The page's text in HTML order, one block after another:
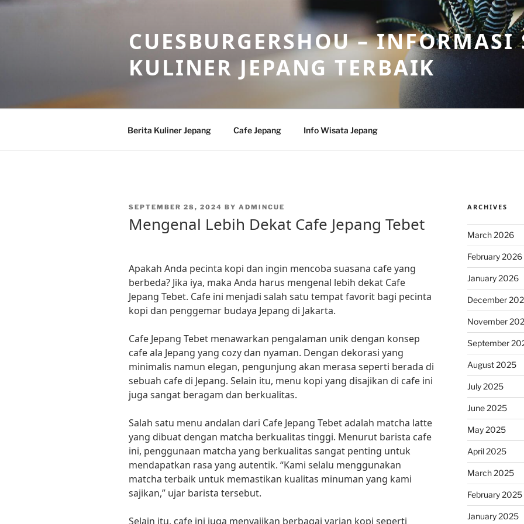
Skip
CUESBURGERSHOU – INFORMASI
KULINER JEPANG TERBAIK
Berita Kuliner Jepang Cafe Jepang Info Wisata Jepang
POSTED
SEPTEMBER 28, 2024 BY ADMINCUE
Mengenal Lebih Dekat Cafe Jepang Tebet
Apakah Anda pecinta kopi dan ingin mencoba suasana cafe yang
berbeda? Jika iya, maka Anda harus mengenal lebih dekat Cafe
Jepang Tebet. Cafe ini menjadi salah satu tempat favorit bagi pecinta
kopi dan penggemar budaya Jepang di Jakarta.
Cafe Jepang Tebet menawarkan pengalaman unik dengan konsep
cafe ala Jepang yang cozy dan nyaman. Dengan dekorasi yang
minimalis namun elegan, pengunjung akan merasa seperti berada di
sebuah cafe di Jepang. Selain itu, menu kopi yang disajikan di cafe ini
juga sangat beragam dan berkualitas.
Salah satu menu andalan dari Cafe Jepang Tebet adalah matcha latte
yang dibuat dengan matcha berkualitas tinggi. Menurut barista cafe
ini, penggunaan matcha yang berkualitas sangat penting untuk
mendapatkan rasa yang autentik. “Kami selalu menggunakan
matcha terbaik untuk memastikan kualitas minuman yang kami
sajikan,” ujar barista tersebut.
Selain itu, cafe ini juga menyajikan berbagai varian kopi seperti
ARCHIVES
March 2026
February 2026
January 2026
December
November
September
August 2025
July 2025
June 2025
May 2025
April 2025
March 2025
February 2025
January 2025